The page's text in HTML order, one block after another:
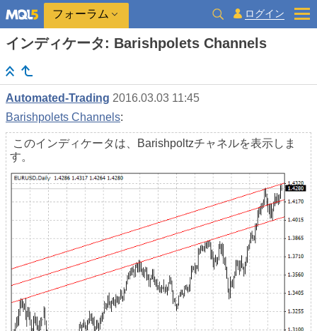
フォーラム ログイン
インディケータ: Barishpolets Channels
Automated-Trading 2016.03.03 11:45
Barishpolets Channels:
このインディケータは、Barishpoltzチャネルを表示しま
す。